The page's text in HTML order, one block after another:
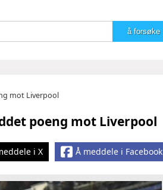
mot Liverpool
poeng mot Liverpool
Å meddele i Facebook
i X